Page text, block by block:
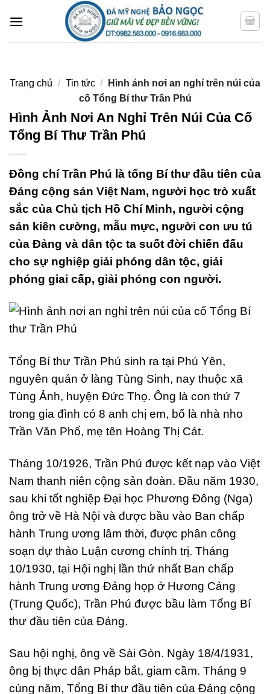
qua
Trang chủ / Tin tức /
Hình ảnh nơi an nghỉ trên núi của
cố Tổng Bí thư Trần Phú
Hình Ảnh Nơi An Nghỉ Trên Núi Của Cố
Tổng Bí Thư Trần Phú
Đồng chí Trần Phú là tổng Bí thư đầu tiên của
Đảng cộng sản Việt Nam, người học trò xuất
sắc của Chủ tịch Hồ Chí Minh, người cộng
sản kiên cường, mẫu mực, người con ưu tú
của Đảng và dân tộc ta suốt đời chiến đấu
cho sự nghiệp giải phóng dân tộc, giải
phóng giai cấp, giải phóng con người.
Tổng Bí thư Trần Phú sinh ra tại Phú Yên,
nguyên quán ở làng Tùng Sinh, nay thuộc xã
Tùng Ảnh, huyện Đức Thọ. Ông là con thứ 7
trong gia đình có 8 anh chị em, bố là nhà nho
Trần Văn Phổ, mẹ tên Hoàng Thị Cát.
Tháng 10/1926, Trần Phú được kết nạp vào Việt
Nam thanh niên cộng sản đoàn. Đầu năm 1930,
sau khi tốt nghiệp Đại học Phương Đông (Nga)
ông trở về Hà Nội và được bầu vào Ban chấp
hành Trung ương lâm thời, được phân công
soạn dự thảo Luận cương chính trị. Tháng
10/1930, tại Hội nghị lần thứ nhất Ban chấp
hành Trung ương Đảng họp ở Hương Cảng
(Trung Quốc), Trần Phú được bầu làm Tổng Bí
thư đầu tiên của Đảng.
Sau hội nghị, ông về Sài Gòn. Ngày 18/4/1931,
ông bị thực dân Pháp bắt, giam cầm. Tháng 9
cùng năm, Tổng Bí thư đầu tiên của Đảng cộng